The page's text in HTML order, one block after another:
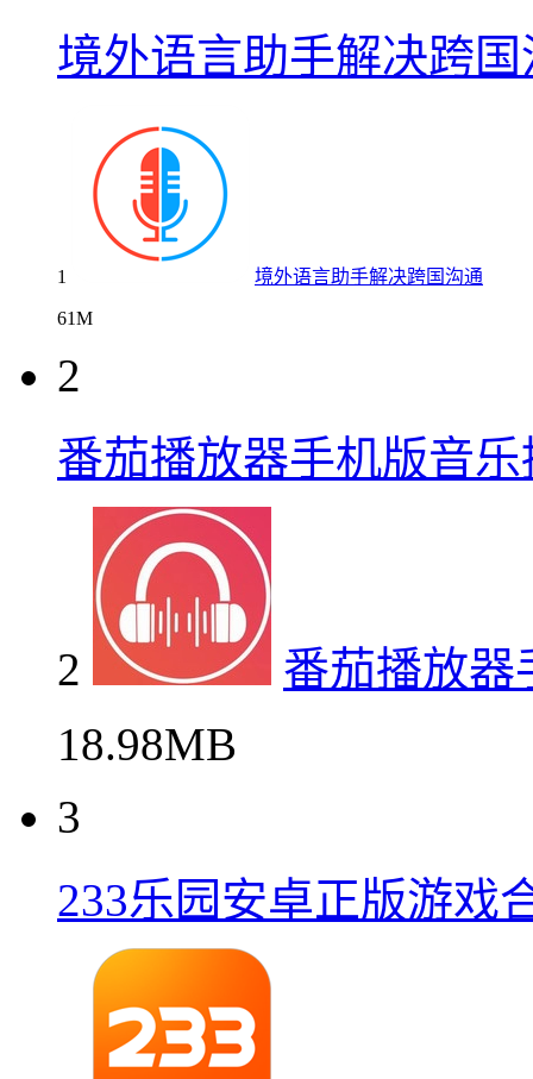
境外语言助手解决跨国
1 境外语言助手解决跨国沟通
61M
2
番茄播放器手机版音
2
番茄播放器
18.98MB
3
233乐园安卓正版游戏